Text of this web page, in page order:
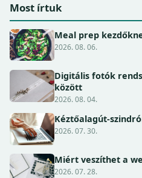
Most írtuk
Meal prep
2026. 08. 06.
Digitális fotók
között
2026. 08. 04.
Kéztőalagút-
2026. 07. 30.
Miért veszíthet a
2026. 07. 28.